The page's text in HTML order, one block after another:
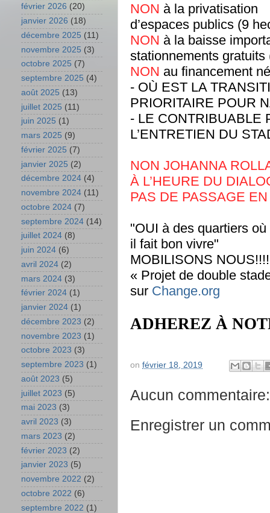
NON à la privatisation
d’espaces publics (9
NON à la baisse
stationnements gratuits
NON au financement
- OÙ EST LA
PRIORITAIRE POUR
- LE CONTRIBUABLE
L’ENTRETIEN DU
NON JOHANNA
À L’HEURE DU
PAS DE PASSAGE
"OUI à des quartiers où
il fait bon vivre"
MOBILISONS
« Projet de double
sur Change.org
ADHEREZ À
on février 18, 2019
Aucun commentaire:
Enregistrer un
février 2026 (20)
janvier 2026 (18)
décembre 2025 (11)
novembre 2025 (3)
octobre 2025 (7)
septembre 2025 (4)
août 2025 (13)
juillet 2025 (11)
juin 2025 (1)
mars 2025 (9)
février 2025 (7)
janvier 2025 (2)
décembre 2024 (4)
novembre 2024 (11)
octobre 2024 (7)
septembre 2024 (14)
juillet 2024 (8)
juin 2024 (6)
avril 2024 (2)
mars 2024 (3)
février 2024 (1)
janvier 2024 (1)
décembre 2023 (2)
novembre 2023 (1)
octobre 2023 (3)
septembre 2023 (1)
août 2023 (5)
juillet 2023 (5)
mai 2023 (3)
avril 2023 (3)
mars 2023 (2)
février 2023 (2)
janvier 2023 (5)
novembre 2022 (2)
octobre 2022 (6)
septembre 2022 (1)